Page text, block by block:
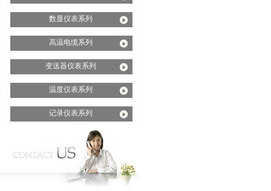
数显仪表系列
高温电缆系列
变送器仪表系列
温度仪表系列
记录仪表系列